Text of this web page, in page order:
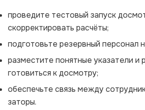
проведите тестовый запуск
скорректировать расчёты;
подготовьте резервный персонал
разместите понятные указатели и
готовиться к досмотру;
обеспечьте связь между
заторы.